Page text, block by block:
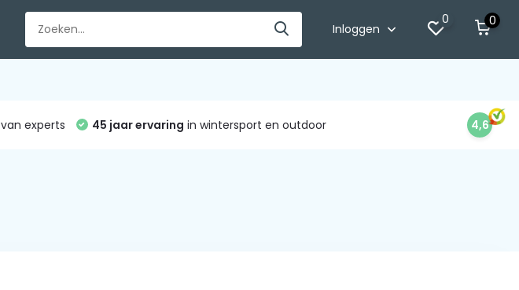
Inloggen
0 0
van experts 45 jaar ervaring in wintersport en outdoor 4,6